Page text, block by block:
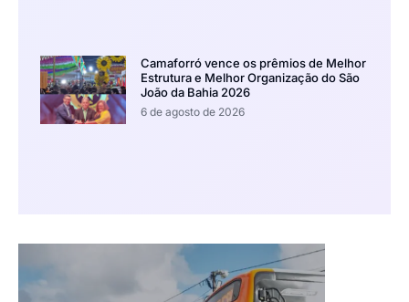
Camaforró vence os prêmios de Melhor
Estrutura e Melhor Organização do São
João da Bahia 2026
6 de agosto de 2026